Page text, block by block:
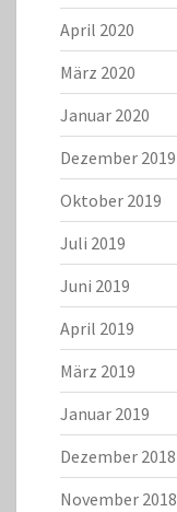
April 2020
März 2020
Januar 2020
Dezember 2019
Oktober 2019
Juli 2019
Juni 2019
April 2019
März 2019
Januar 2019
Dezember 2018
November 2018